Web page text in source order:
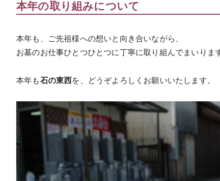
本年の取り組みについて
本年も、ご先祖様への想いと向き合いながら、
お墓のお仕事ひとつひとつに丁寧に取り組んでまいりま
本年も石の東西を、どうぞよろしくお願いいたします。